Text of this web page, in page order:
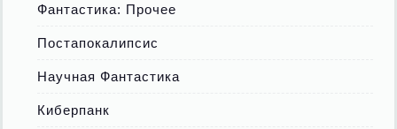
Фантастика: Прочее
Постапокалипсис
Научная Фантастика
Киберпанк